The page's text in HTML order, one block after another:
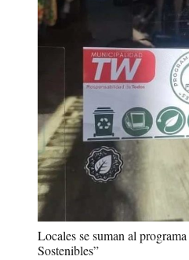
Locales se suman al
Sostenibles”